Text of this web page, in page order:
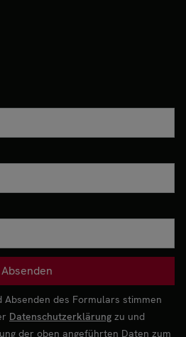
Absenden des Formulars stimmen
Datenschutzerklärung zu und
der oben angeführten Daten zum